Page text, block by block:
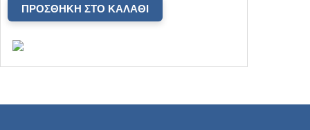
ΠΡΟΣΘΉΚΗ ΣΤΟ ΚΑΛΆΘΙ